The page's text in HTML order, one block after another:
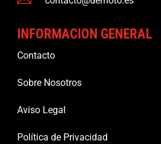
INFORMACION GENERAL
Contacto
Sobre Nosotros
Aviso Legal
Política de Privacidad